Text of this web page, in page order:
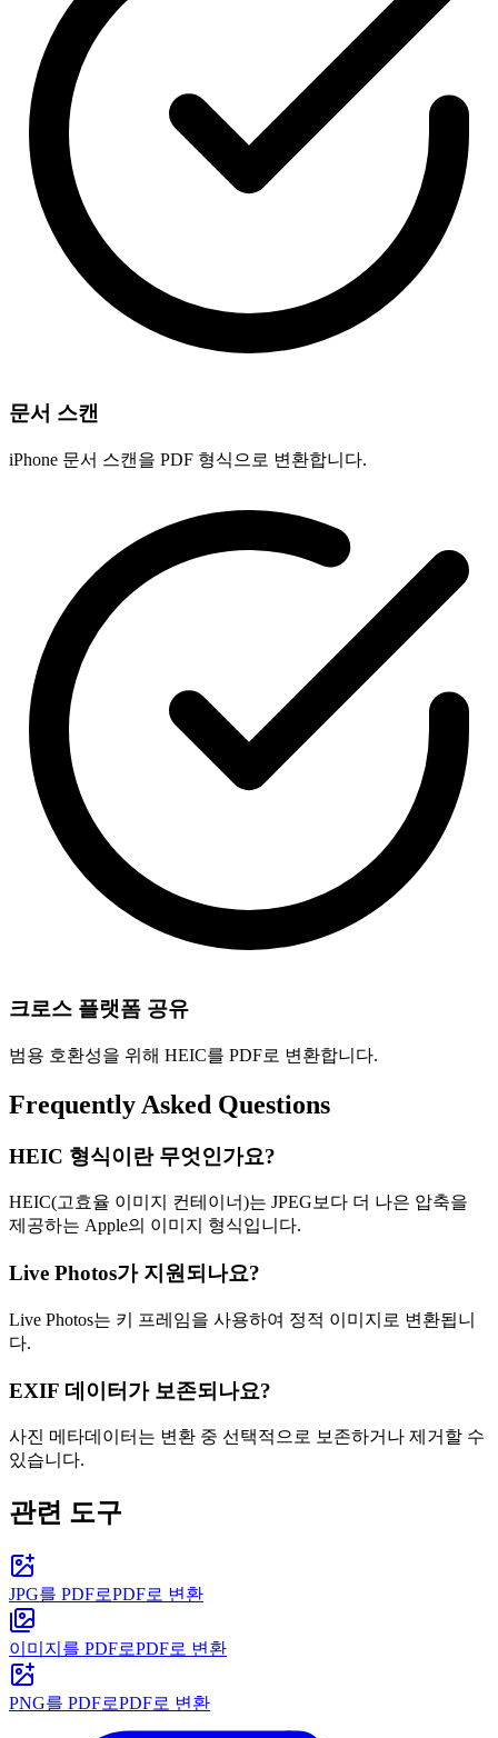
문서 스캔
iPhone 문서 스캔을 PDF 형식으로 변환합니다.
크로스 플랫폼 공유
범용 호환성을 위해 HEIC를 PDF로 변환합니다.
Frequently Asked Questions
HEIC 형식이란 무엇인가요?
HEIC(고효율 이미지 컨테이너)는 JPEG보다 더 나은 압축을
제공하는 Apple의 이미지 형식입니다.
Live Photos가 지원되나요?
Live Photos는 키 프레임을 사용하여 정적 이미지로 변환됩니
다.
EXIF 데이터가 보존되나요?
사진 메타데이터는 변환 중 선택적으로 보존하거나 제거할 수
있습니다.
관련 도구
JPG를 PDF로PDF로 변환
이미지를 PDF로PDF로 변환
PNG를 PDF로PDF로 변환